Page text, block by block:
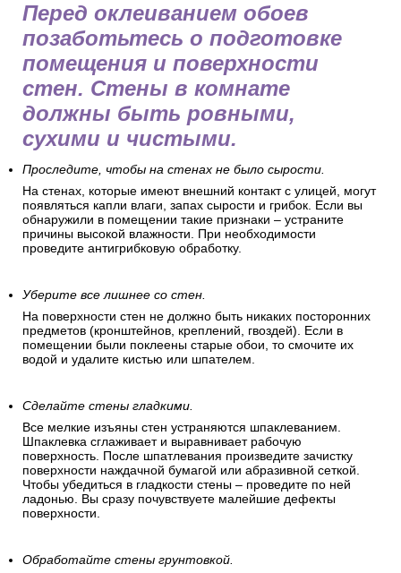
Перед оклеиванием обоев
позаботьтесь о подготовке
помещения и поверхности
стен. Стены в комнате
должны быть ровными,
сухими и чистыми.
Проследите, чтобы на стенах не было сырости.
На стенах, которые имеют внешний контакт с улицей, могут
появляться капли влаги, запах сырости и грибок. Если вы
обнаружили в помещении такие признаки – устраните
причины высокой влажности. При необходимости
проведите антигрибковую обработку.
Уберите все лишнее со стен.
На поверхности стен не должно быть никаких посторонних
предметов (кронштейнов, креплений, гвоздей). Если в
помещении были поклеены старые обои, то смочите их
водой и удалите кистью или шпателем.
Сделайте стены гладкими.
Все мелкие изъяны стен устраняются шпаклеванием.
Шпаклевка сглаживает и выравнивает рабочую
поверхность. После шпатлевания произведите зачистку
поверхности наждачной бумагой или абразивной сеткой.
Чтобы убедиться в гладкости стены – проведите по ней
ладонью. Вы сразу почувствуете малейшие дефекты
поверхности.
Обработайте стены грунтовкой.